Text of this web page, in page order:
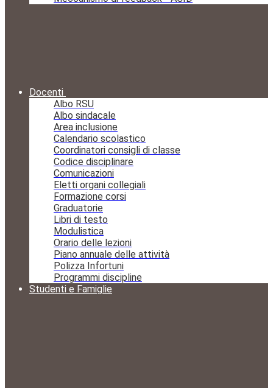
Docenti
Albo RSU
Albo sindacale
Area inclusione
Calendario scolastico
Coordinatori consigli di classe
Codice disciplinare
Comunicazioni
Eletti organi collegiali
Formazione corsi
Graduatorie
Libri di testo
Modulistica
Orario delle lezioni
Piano annuale delle attività
Polizza Infortuni
Programmi discipline
Studenti e Famiglie